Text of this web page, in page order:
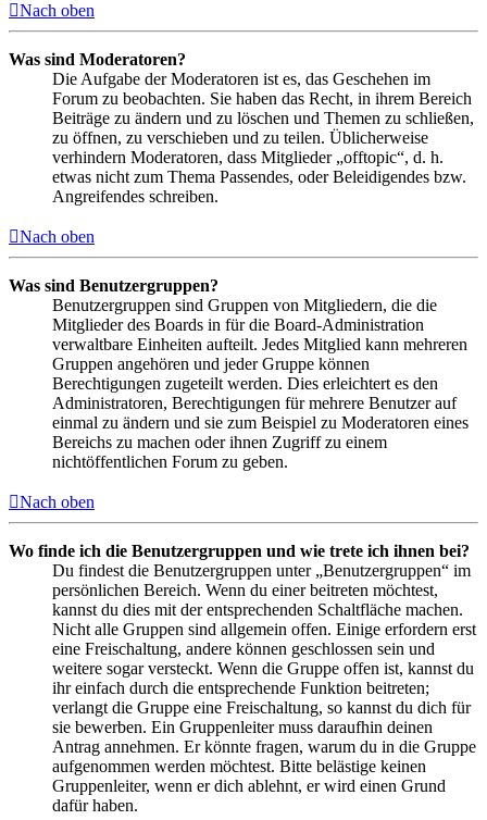
Nach oben
Was sind Moderatoren?
Die Aufgabe der Moderatoren ist es, das Geschehen im
Forum zu beobachten. Sie haben das Recht, in ihrem Bereich
Beiträge zu ändern und zu löschen und Themen zu schließen,
zu öffnen, zu verschieben und zu teilen. Üblicherweise
verhindern Moderatoren, dass Mitglieder „offtopic“, d. h.
etwas nicht zum Thema Passendes, oder Beleidigendes bzw.
Angreifendes schreiben.
Nach oben
Was sind Benutzergruppen?
Benutzergruppen sind Gruppen von Mitgliedern, die die
Mitglieder des Boards in für die Board-Administration
verwaltbare Einheiten aufteilt. Jedes Mitglied kann mehreren
Gruppen angehören und jeder Gruppe können
Berechtigungen zugeteilt werden. Dies erleichtert es den
Administratoren, Berechtigungen für mehrere Benutzer auf
einmal zu ändern und sie zum Beispiel zu Moderatoren eines
Bereichs zu machen oder ihnen Zugriff zu einem
nichtöffentlichen Forum zu geben.
Nach oben
Wo finde ich die Benutzergruppen und wie trete ich ihnen bei?
Du findest die Benutzergruppen unter „Benutzergruppen“ im
persönlichen Bereich. Wenn du einer beitreten möchtest,
kannst du dies mit der entsprechenden Schaltfläche machen.
Nicht alle Gruppen sind allgemein offen. Einige erfordern erst
eine Freischaltung, andere können geschlossen sein und
weitere sogar versteckt. Wenn die Gruppe offen ist, kannst du
ihr einfach durch die entsprechende Funktion beitreten;
verlangt die Gruppe eine Freischaltung, so kannst du dich für
sie bewerben. Ein Gruppenleiter muss daraufhin deinen
Antrag annehmen. Er könnte fragen, warum du in die Gruppe
aufgenommen werden möchtest. Bitte belästige keinen
Gruppenleiter, wenn er dich ablehnt, er wird einen Grund
dafür haben.